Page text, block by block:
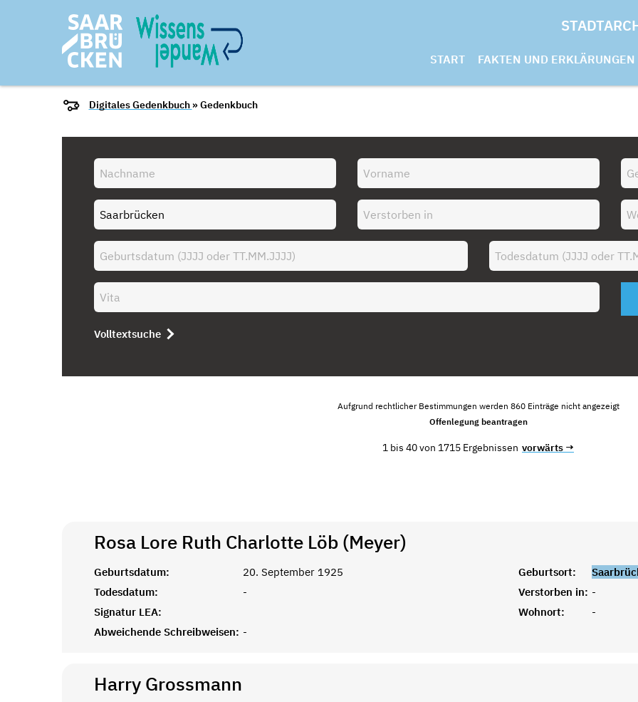
START FAKTEN UND ERKLÄRUNGEN
Digitales Gedenkbuch » Gedenkbuch
Volltextsuche
Aufgrund rechtlicher Bestimmungen werden 860 Einträge nicht angezeigt
Offenlegung beantragen
1 bis 40 von 1715 Ergebnissen vorwärts →
Rosa Lore Ruth Charlotte Löb (Meyer)
Geburtsdatum: 20. September 1925 Geburtsort:
Todesdatum:
- Verstorben in: -
Signatur LEA:
Wohnort:
-
Abweichende Schreibweisen: -
Harry Grossmann